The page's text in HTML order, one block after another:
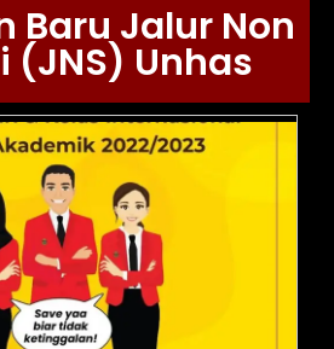
Baru Jalur Non
(JNS) Unhas